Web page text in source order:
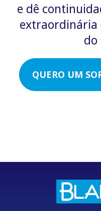
e dê
extraordinária
do
QUERO UM